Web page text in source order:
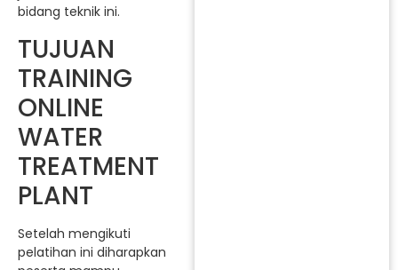
bidang teknik ini.
TUJUAN
TRAINING
ONLINE
WATER
TREATMENT
PLANT
Setelah mengikuti
pelatihan ini diharapkan